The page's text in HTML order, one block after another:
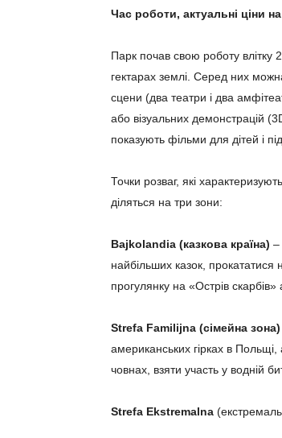
Час роботи, актуальні ціни
Парк почав свою роботу влітку
гектарах землі. Серед них
сцени (два театри і два
або візуальних демонстрацій
показують фільми для дітей і
Точки розваг, які
діляться на три зони:
Bajkolandia (казкова країна) –
найбільших казок, прокататися
прогулянку на «Острів
Strefa Familijna (сімейна зона)
американських гірках в
човнах, взяти участь у водній
Strefa Ekstremalna